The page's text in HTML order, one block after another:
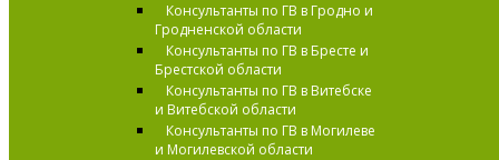
Консультанты по ГВ в Гродно и
Гродненской области
Консультанты по ГВ в Бресте и
Брестской области
Консультанты по ГВ в Витебске
и Витебской области
Консультанты по ГВ в Могилеве
и Могилевской области